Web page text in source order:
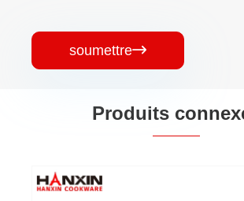
soumettre
Produits